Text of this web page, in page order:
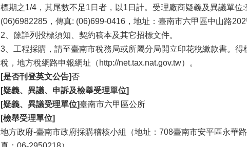
標期之1/4，其尾數不足1日者，以1日計。受理廠商疑義及異議單位
(06)6982285，傳真: (06)699-0416，地址：臺南市六甲區中山路
2、餘詳列投標須知、契約稿本及其它招標文件。
3、工程採購，請至臺南市稅務局或所屬分局開立印花稅繳款書。
稅，地方稅網路申報網址（http://net.tax.nat.gov.tw）。
[是否刊登英文公告]否
[疑義、異議、申訴及檢舉受理單位]
[疑義、異議受理單位]臺南市六甲區公所
[檢舉受理單位]
地方政府-臺南市政府採購稽核小組（地址：708臺南市安平區永華